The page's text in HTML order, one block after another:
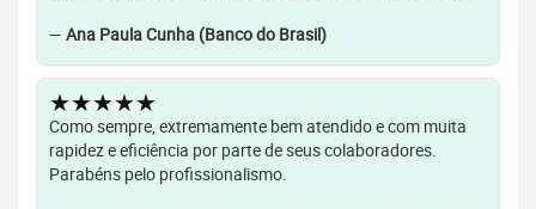
— Ana Paula Cunha (Banco do Brasil)
★★★★★
Como sempre, extremamente bem atendido e com muita
rapidez e eficiência por parte de seus colaboradores.
Parabéns pelo profissionalismo.